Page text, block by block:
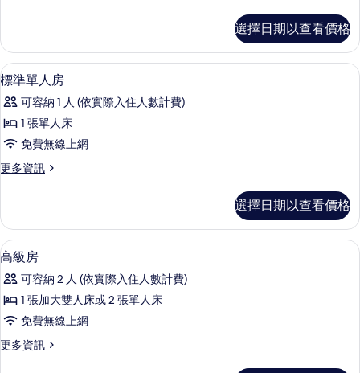
房
的
所
有
相
片
雙
人
或
床
房
詳
情
選擇日期以查看價格
顯
示
標
準
單
人
的
所
有
相
片
迷你吧、客房內保險箱、書桌、筆電
4
標準單人房
可容納 1 人 (依實際入住人數計費)
1 張單人床
免費無線上網
更多資訊
更
單
人
房
詳
情
選擇日期以查看價格
顯
示
高
級
房
的
迷你吧、客房內保險箱、書桌、筆電
11
高級房
可容納 2 人 (依實際入住人數計費)
1 張加大雙人床或 2 張單人床
免費無線上網
更多資訊
更